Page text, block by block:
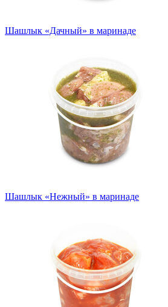
Шашлык «Дачный» в маринаде
Шашлык «Нежный» в маринаде